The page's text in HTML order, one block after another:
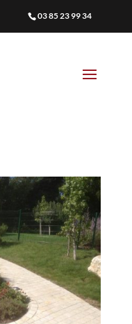
03 85 23 99 34